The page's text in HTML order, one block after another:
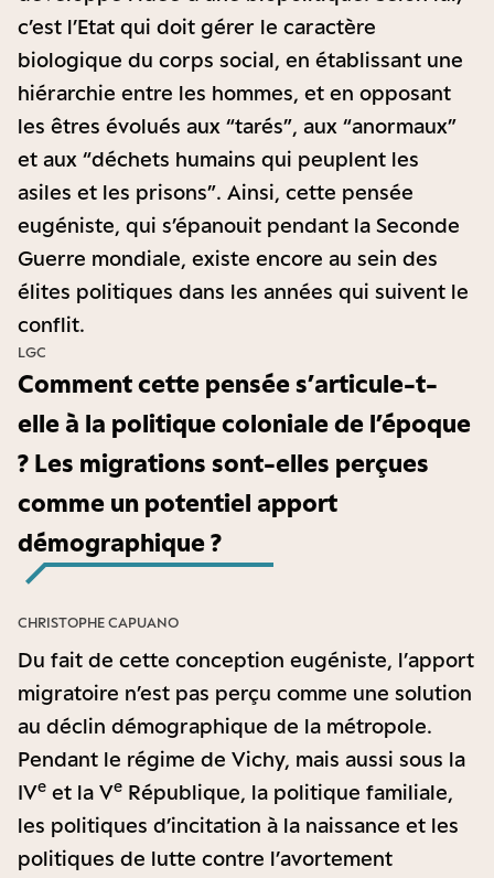
c’est l’Etat qui doit gérer le caractère
biologique du corps social, en établissant une
hiérarchie entre les hommes, et en opposant
les êtres évolués aux “tarés”, aux “anormaux”
et aux “déchets humains qui peuplent les
asiles et les prisons”. Ainsi, cette pensée
eugéniste, qui s’épanouit pendant la Seconde
Guerre mondiale, existe encore au sein des
élites politiques dans les années qui suivent le
conflit.
Comment cette pensée s’articule-t-
elle à la politique coloniale de l’époque
? Les migrations sont-elles perçues
comme un potentiel apport
démographique ?
LGC
Du fait de cette conception eugéniste, l’apport
migratoire n’est pas perçu comme une solution
au déclin démographique de la métropole.
Pendant le régime de Vichy, mais aussi sous la
IVe et la Ve République, la politique familiale,
les politiques d’incitation à la naissance et les
politiques de lutte contre l’avortement
CHRISTOPHE CAPUANO